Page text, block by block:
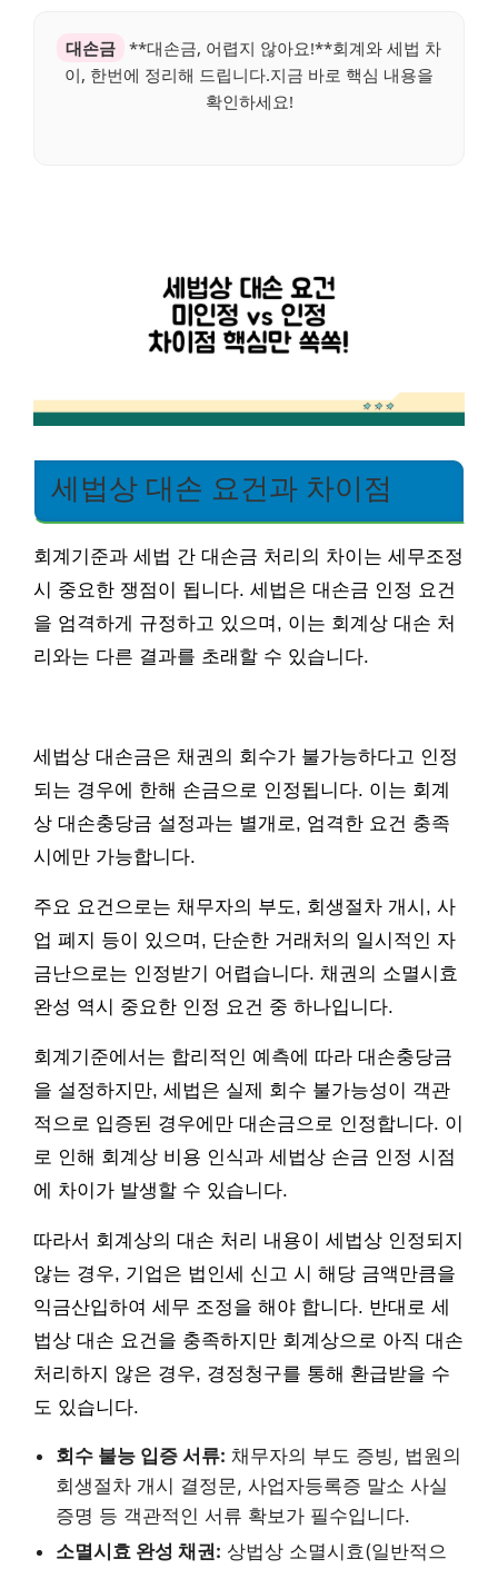
대손금 **대손금, 어렵지 않아요!**회계와 세법 차
이, 한번에 정리해 드립니다.지금 바로 핵심 내용을
확인하세요!
세법상 대손 요건과 차이점
회계기준과 세법 간 대손금 처리의 차이는 세무조정
시 중요한 쟁점이 됩니다. 세법은 대손금 인정 요건
을 엄격하게 규정하고 있으며, 이는 회계상 대손 처
리와는 다른 결과를 초래할 수 있습니다.
세법상 대손금은 채권의 회수가 불가능하다고 인정
되는 경우에 한해 손금으로 인정됩니다. 이는 회계
상 대손충당금 설정과는 별개로, 엄격한 요건 충족
시에만 가능합니다.
주요 요건으로는 채무자의 부도, 회생절차 개시, 사
업 폐지 등이 있으며, 단순한 거래처의 일시적인 자
금난으로는 인정받기 어렵습니다. 채권의 소멸시효
완성 역시 중요한 인정 요건 중 하나입니다.
회계기준에서는 합리적인 예측에 따라 대손충당금
을 설정하지만, 세법은 실제 회수 불가능성이 객관
적으로 입증된 경우에만 대손금으로 인정합니다. 이
로 인해 회계상 비용 인식과 세법상 손금 인정 시점
에 차이가 발생할 수 있습니다.
따라서 회계상의 대손 처리 내용이 세법상 인정되지
않는 경우, 기업은 법인세 신고 시 해당 금액만큼을
익금산입하여 세무 조정을 해야 합니다. 반대로 세
법상 대손 요건을 충족하지만 회계상으로 아직 대손
처리하지 않은 경우, 경정청구를 통해 환급받을 수
도 있습니다.
회수 불능 입증 서류: 채무자의 부도 증빙, 법원의
회생절차 개시 결정문, 사업자등록증 말소 사실
증명 등 객관적인 서류 확보가 필수입니다.
소멸시효 완성 채권: 상법상 소멸시효(일반적으